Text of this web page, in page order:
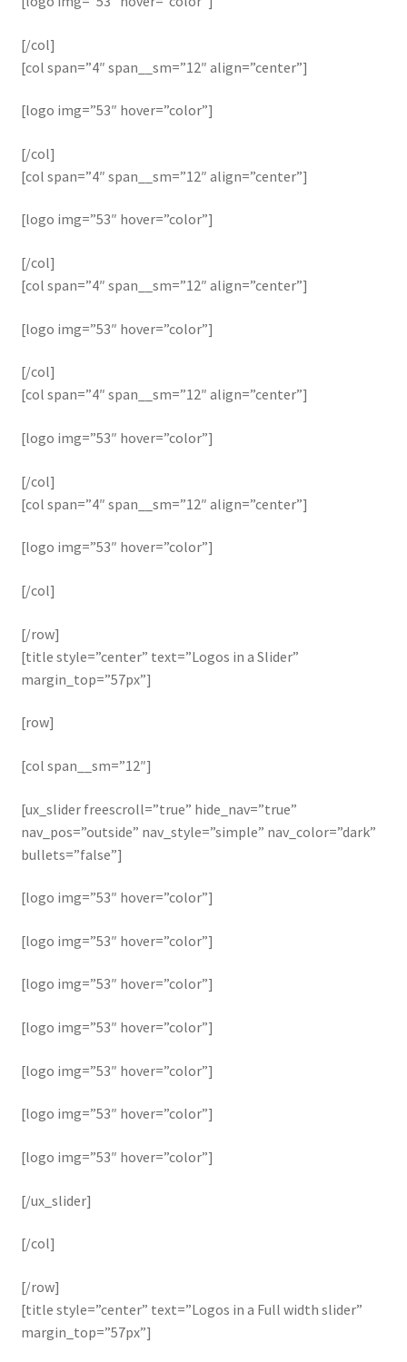
[/col]
[col span=”4″ span__sm=”12″ align=”center”]
[logo img=”53″ hover=”color”]
[/col]
[col span=”4″ span__sm=”12″ align=”center”]
[logo img=”53″ hover=”color”]
[/col]
[col span=”4″ span__sm=”12″ align=”center”]
[logo img=”53″ hover=”color”]
[/col]
[col span=”4″ span__sm=”12″ align=”center”]
[logo img=”53″ hover=”color”]
[/col]
[col span=”4″ span__sm=”12″ align=”center”]
[logo img=”53″ hover=”color”]
[/col]
[/row]
[title style=”center” text=”Logos in a Slider”
margin_top=”57px”]
[row]
[col span__sm=”12″]
[ux_slider freescroll=”true” hide_nav=”true”
nav_pos=”outside” nav_style=”simple” nav_color=”dark”
bullets=”false”]
[logo img=”53″ hover=”color”]
[logo img=”53″ hover=”color”]
[logo img=”53″ hover=”color”]
[logo img=”53″ hover=”color”]
[logo img=”53″ hover=”color”]
[logo img=”53″ hover=”color”]
[logo img=”53″ hover=”color”]
[/ux_slider]
[/col]
[/row]
[title style=”center” text=”Logos in a Full width slider”
margin_top=”57px”]